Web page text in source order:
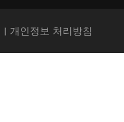
개인정보 처리방침